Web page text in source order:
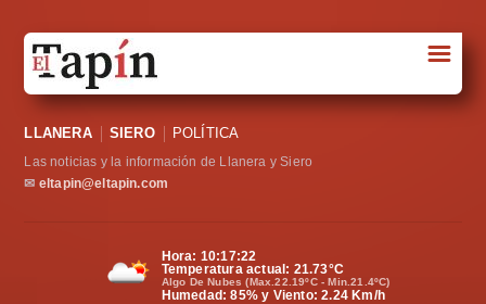
Sociedad
Política
☰
LLANERA SIERO POLÍTICA
Las noticias y la información de Llanera y Siero
✉ eltapin@eltapin.com
Hora: 10:17:22
Temperatura actual: 21.73°C
Algo De Nubes (Max.22.19ºC - Min.21.4ºC)
Humedad: 85% y Viento: 2.24 Km/h